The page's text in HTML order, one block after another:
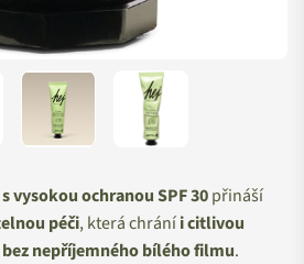
s vysokou ochranou SPF 30přináší
péči, která chráníi citlivou
bez nepříjemného bílého filmu.